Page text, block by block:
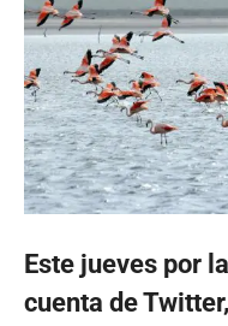
Este jueves por
cuenta de